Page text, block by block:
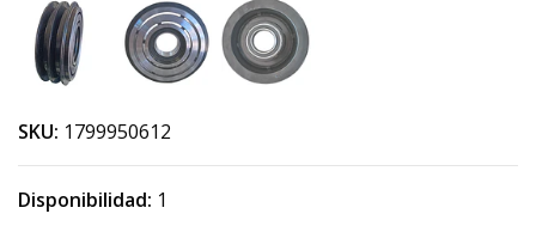
SKU: 1799950612
Disponibilidad: 1